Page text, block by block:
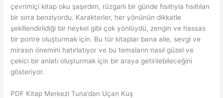
çevrimiçi kitap oku şaşırdım, rüzgarlı bir günde fısıltıyla fısıltılan
bir sırra benziyordu. Karakterler, her yönünün dikkatle
şekillendirildiği bir heykel gibi çok yönlüydü, zengin ve hassas
bir portre oluşturmak için. Bu tür kitaplar bana aile, sevgi ve
mirasın önemini hatırlatıyor ve bu temaların nasıl güzel ve
çekici bir anlatı oluşturmak için bir araya getirilebileceğini
gösteriyor.
PDF Kitap Merkezi Tuna’dan Uçan Kuş